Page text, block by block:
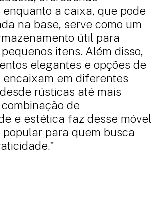
a caixa, que pode
na base, serve como um
útil para
itens. Além disso,
elegantes e opções de
encaixam em diferentes
rústicas até mais
de
e estética faz desse móvel
para quem busca